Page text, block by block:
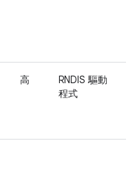
高
RNDIS 驅動
程式